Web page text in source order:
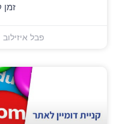
זמן
פבל איזילוב